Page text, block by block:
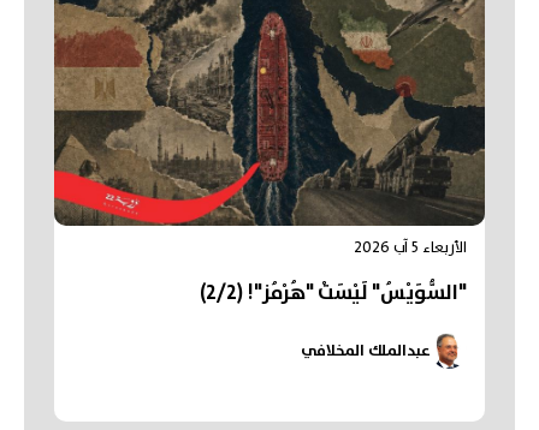
الأربعاء 5 آب 2026
"السُّوَيْسُ" لَيْسَتْ "هُرْمُز"! (2/2)
عبدالملك المخلافي